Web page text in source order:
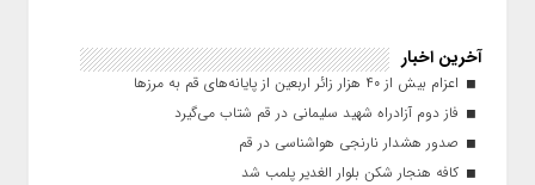
آخرین اخبار
اعزام بیش از ۴۰ هزار زائر اربعین از پایانه‌های قم به مرزها
فاز دوم آزادراه شهید سلیمانی در قم شتاب می‌گیرد
صدور هشدار نارنجی هواشناسی در قم
کافه هنجار شکن بلوار الغدیر پلمب شد